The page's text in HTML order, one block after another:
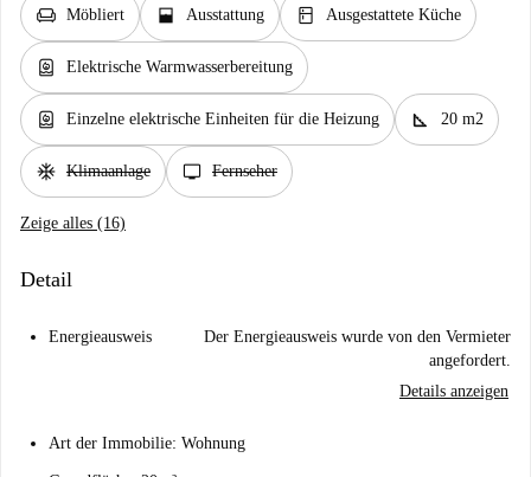
chair Möbliert window_open Ausstattung kitchen Ausgestattete Küche
water_heater Elektrische Warmwasserbereitung
water_heater Einzelne elektrische Einheiten für die Heizung square_foot 20 m2
ac_unit Klimaanlage tv Fernseher
Zeige alles (16)
Detail
Energieausweis
Der Energieausweis wurde von den Vermieter
angefordert.
Details anzeigen
Art der Immobilie: Wohnung